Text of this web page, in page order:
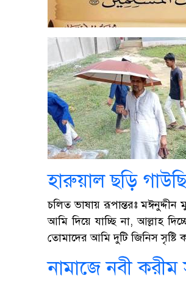
হারুয়াল ছড়ি
চলিত ভাষায় রূপান্তরঃ
আমি দিয়ে যাচ্ছি না, আল্লাহ
তোমাদের আমি দুটি জিনিস সৃষ্টি
নামাজে নবী করীম